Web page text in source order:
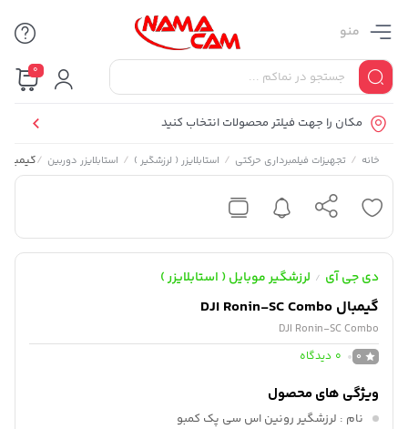
منو
0
مکان را جهت فیلتر محصولات انتخاب کنید
خانه / تجهیزات فیلمبرداری حرکتی / استابلایزر ( لرزشگیر ) / استابلایزر دوربین /گیمبال DJI Ronin-SC Combo
دی جی آی / لرزشگیر موبایل ( استابلایزر )
گیمبال DJI Ronin-SC Combo
DJI Ronin-SC Combo
0
0 دیدگاه
ویژگی های محصول
نام : لرزشگیر رونین اس سی پک کمبو